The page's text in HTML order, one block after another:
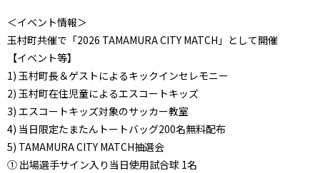
＜イベント情報＞
玉村町共催で「2026 TAMAMURA CITY MATCH」として開催
【イベント等】
1) 玉村町長＆ゲストによるキックインセレモニー
2) 玉村町在住児童によるエスコートキッズ
3) エスコートキッズ対象のサッカー教室
4) 当日限定たまたんトートバッグ200名無料配布
5) TAMAMURA CITY MATCH抽選会
① 出場選手サイン入り当日使用試合球 1名